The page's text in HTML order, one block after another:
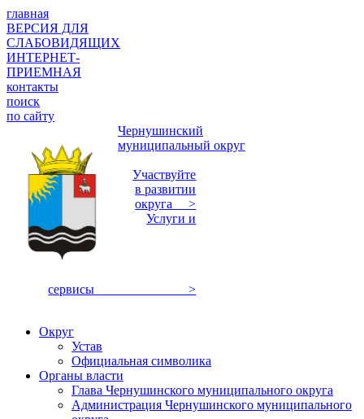
главная
ВЕРСИЯ ДЛЯ
СЛАБОВИДЯЩИХ
ИНТЕРНЕТ-
ПРИЕМНАЯ
контакты
поиск
по сайту
Чернушинский
муниципальный округ
Участвуйте
в развитии
округа >
Услуги и
сервисы >
Округ
Устав
Официальная символика
Органы власти
Глава Чернушинского муниципального округа
Администрация Чернушинского муниципального